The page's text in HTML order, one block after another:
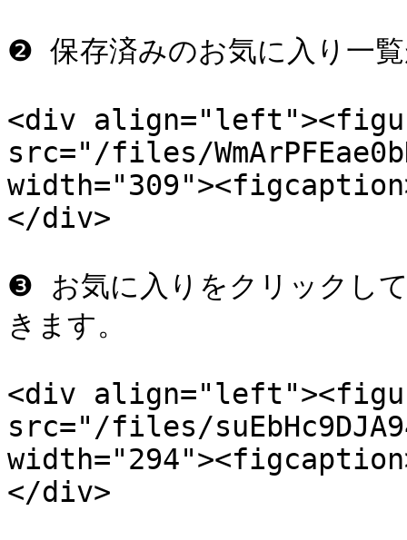
❷ 保存済みのお気に入り一
<div
src="/files/
</div>
❸ お気に入りをクリックし
きます。
<div
src="/files/
</div>